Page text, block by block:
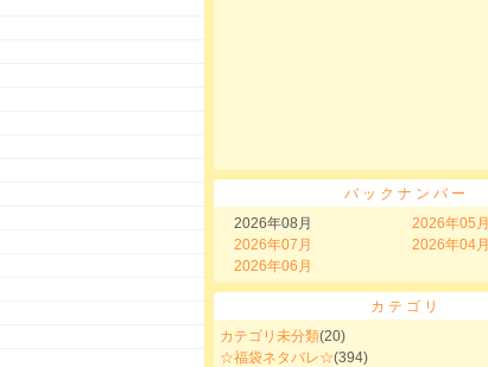
バックナンバー
2026年08月
2026年07月
2026年06月
2026年05月
2026年04月
カテゴリ
カテゴリ未分類(20)
☆福袋ネタバレ☆(394)